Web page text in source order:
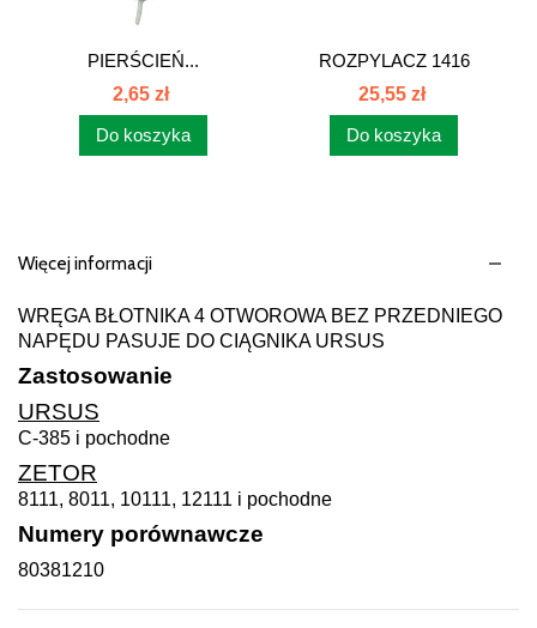
PIERŚCIEŃ...
2,65 zł
Do koszyka
ROZPYLACZ 1416
3851416THM
25,55 zł
Do koszyka
Więcej informacji
WRĘGA BŁOTNIKA 4 OTWOROWA BEZ PRZEDNIEGO
NAPĘDU PASUJE DO CIĄGNIKA URSUS
Zastosowanie
URSUS
C-385 i pochodne
ZETOR
8111, 8011, 10111, 12111 i pochodne
Numery porównawcze
80381210